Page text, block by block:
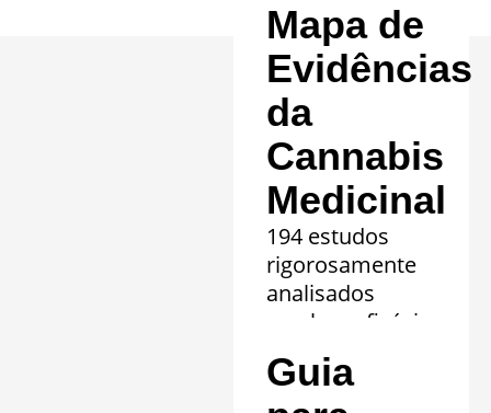
Mapa de
Evidências
da
Cannabis
Medicinal
194 estudos
rigorosamente
analisados
revelam eficácia
comprovada em
20 quadros
clínicos.
Guia